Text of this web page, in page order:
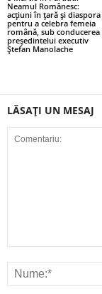
Neamul Românesc:
acțiuni în țară și diaspora
pentru a celebra femeia
română, sub conducerea
președintelui executiv
Ștefan Manolache
LĂSAȚI UN MESAJ